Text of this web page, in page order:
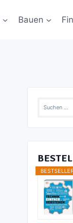
Bauen
Suchen